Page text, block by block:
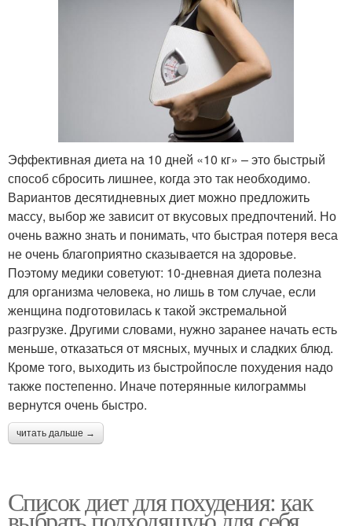
Эффективная диета на 10 дней «10 кг» – это быстрый
способ сбросить лишнее, когда это так необходимо.
Вариантов десятидневных диет можно предложить
массу, выбор же зависит от вкусовых предпочтений. Но
очень важно знать и понимать, что быстрая потеря веса
не очень благоприятно сказывается на здоровье.
Поэтому медики советуют: 10-дневная диета полезна
для организма человека, но лишь в том случае, если
женщина подготовилась к такой экстремальной
разгрузке. Другими словами, нужно заранее начать есть
меньше, отказаться от мясных, мучных и сладких блюд.
Кроме того, выходить из быстройпосле похудения надо
также постепенно. Иначе потерянные килограммы
вернутся очень быстро.
читать дальше →
Список диет для похудения: как